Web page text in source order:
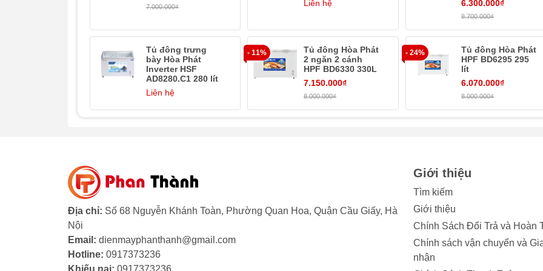
7.000.000₫
Liên hệ
6.300.000₫
8.700.000₫
Tủ đông trưng
bày Hòa Phát
Inverter HSF
AD8280.C1 280 lít
Liên hệ
- 11%
Tủ đông Hòa Phát
2 ngăn 2 cánh
HPF BD6330 330L
7.150.000₫
8.000.000₫
- 24%
Tủ đông Hòa Phát
HPF BD6295 295
lít
6.070.000₫
8.000.000₫
Địa chỉ: Số 68 Nguyễn Khánh Toàn, Phường Quan Hoa, Quận Cầu Giấy, Hà
Nội
Email: dienmayphanthanh@gmail.com
Hotline: 0917373236
Giới thiệu
Tìm kiếm
Giới thiệu
Chính Sách Đổi Trả và Hoàn
Chính sách vận chuyển và
nhận